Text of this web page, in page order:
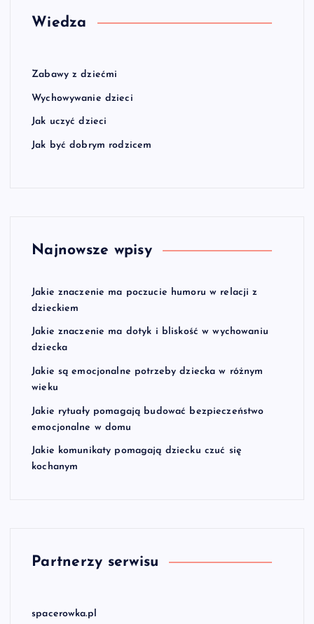
Wiedza
Zabawy z dziećmi
Wychowywanie dzieci
Jak uczyć dzieci
Jak być dobrym rodzicem
Najnowsze wpisy
Jakie znaczenie ma poczucie humoru w relacji z
dzieckiem
Jakie znaczenie ma dotyk i bliskość w wychowaniu
dziecka
Jakie są emocjonalne potrzeby dziecka w różnym
wieku
Jakie rytuały pomagają budować bezpieczeństwo
emocjonalne w domu
Jakie komunikaty pomagają dziecku czuć się
kochanym
Partnerzy serwisu
spacerowka.pl